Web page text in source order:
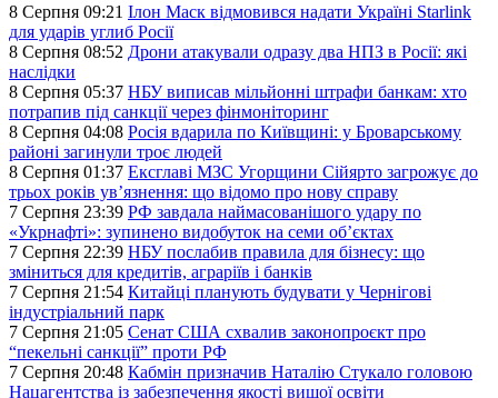
8 Серпня 09:21 Ілон Маск відмовився надати Україні Starlink
для ударів углиб Росії
8 Серпня 08:52 Дрони атакували одразу два НПЗ в Росії: які
наслідки
8 Серпня 05:37 НБУ виписав мільйонні штрафи банкам: хто
потрапив під санкції через фінмоніторинг
8 Серпня 04:08 Росія вдарила по Київщині: у Броварському
районі загинули троє людей
8 Серпня 01:37 Ексглаві МЗС Угорщини Сійярто загрожує до
трьох років ув’язнення: що відомо про нову справу
7 Серпня 23:39 РФ завдала наймасованішого удару по
«Укрнафті»: зупинено видобуток на семи об’єктах
7 Серпня 22:39 НБУ послабив правила для бізнесу: що
зміниться для кредитів, аграріїв і банків
7 Серпня 21:54 Китайці планують будувати у Чернігові
індустріальний парк
7 Серпня 21:05 Сенат США схвалив законопроєкт про
“пекельні санкції” проти РФ
7 Серпня 20:48 Кабмін призначив Наталію Стукало головою
Нацагентства із забезпечення якості вищої освіти